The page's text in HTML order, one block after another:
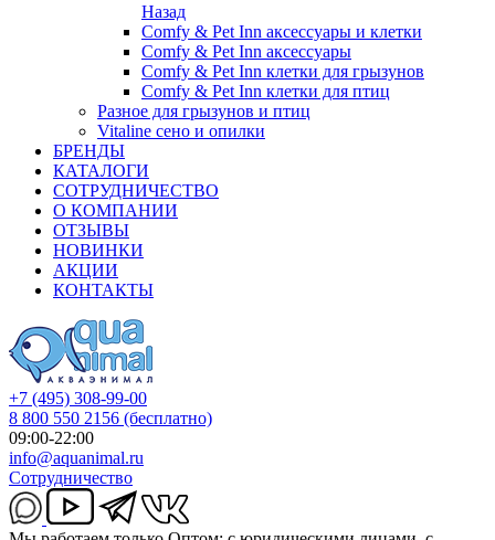
Назад
Comfy & Pet Inn аксессуары и клетки
Comfy & Pet Inn аксессуары
Comfy & Pet Inn клетки для грызунов
Comfy & Pet Inn клетки для птиц
Разное для грызунов и птиц
Vitaline сено и опилки
БРЕНДЫ
КАТАЛОГИ
СОТРУДНИЧЕСТВО
О КОМПАНИИ
ОТЗЫВЫ
НОВИНКИ
АКЦИИ
КОНТАКТЫ
+7 (495) 308-99-00
8 800 550 2156 (бесплатно)
09:00-22:00
info@aquanimal.ru
Сотрудничество